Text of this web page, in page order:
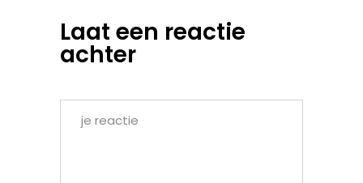
Laat een reactie
achter